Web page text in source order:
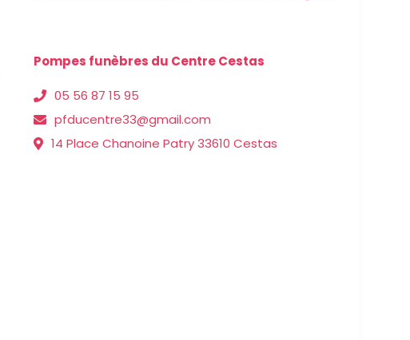
Pompes funèbres du Centre Cestas
05 56 87 15 95
pfducentre33@gmail.com
14 Place Chanoine Patry 33610 Cestas